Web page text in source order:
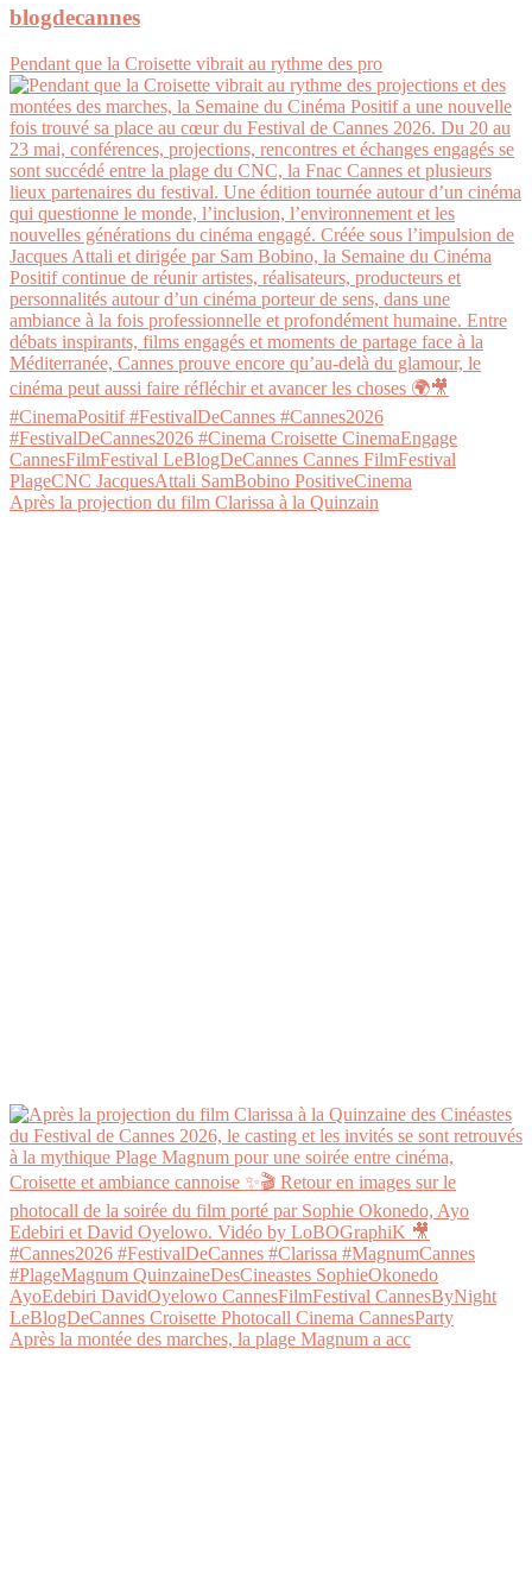
blogdecannes
Pendant que la Croisette vibrait au rythme des pro
Après la projection du film Clarissa à la Quinzain
Après la montée des marches, la plage Magnum a acc